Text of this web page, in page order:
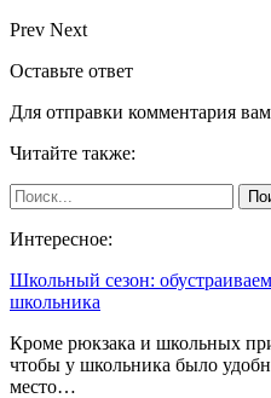
Prev Next
Оставьте ответ
Для отправки комментария
Читайте также:
Интересное:
Школьный сезон:
школьника
Кроме рюкзака и школьных
чтобы у школьника было
место…